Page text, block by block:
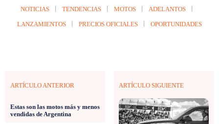
NOTICIAS TENDENCIAS MOTOS ADELANTOS
LANZAMIENTOS PRECIOS OFICIALES OPORTUNIDADES
ARTÍCULO ANTERIOR
Estas son las motos más y menos
vendidas de Argentina
ARTÍCULO SIGUIENTE